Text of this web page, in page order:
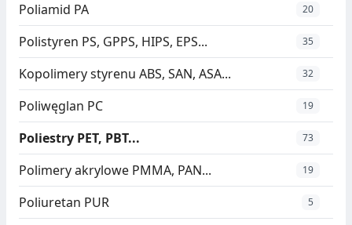
Poliamid PA 20
Polistyren PS, GPPS, HIPS, EPS... 35
Kopolimery styrenu ABS, SAN, ASA... 32
Poliwęglan PC 19
Poliestry PET, PBT... 73
Polimery akrylowe PMMA, PAN... 19
Poliuretan PUR 5